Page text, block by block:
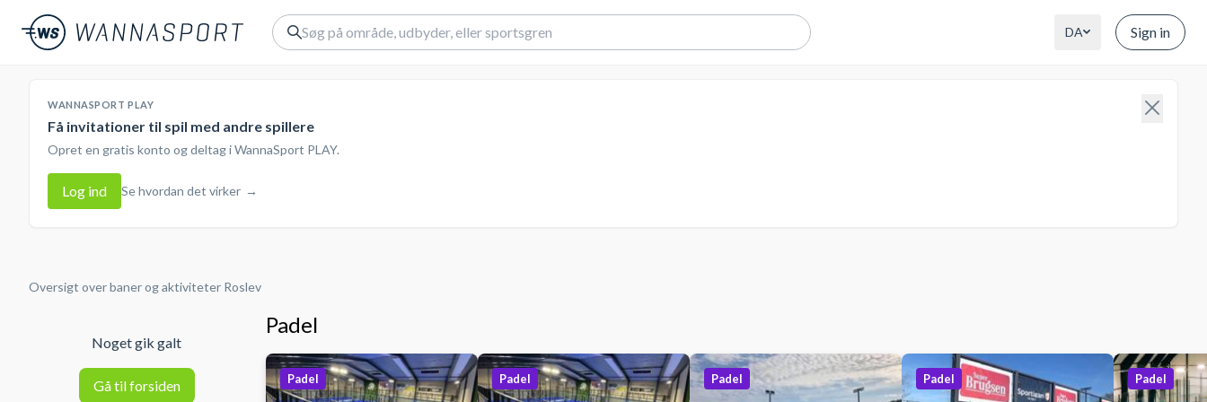
DA Sign in
WANNASPORT PLAY
Få invitationer til spil med andre spillere
Opret en gratis konto og deltag i WannaSport PLAY.
Log ind Se hvordan det virker →
Oversigt over baner og aktiviteter Roslev
Noget gik galt
Gå til forsiden
Padel
Padel Padel Padel Padel Padel